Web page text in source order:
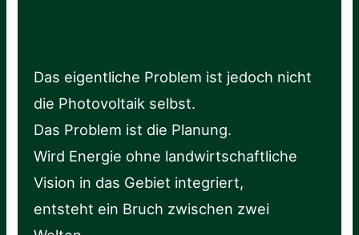
Das eigentliche Problem ist jedoch nicht
die Photovoltaik selbst.
Das Problem ist die Planung.
Wird Energie ohne landwirtschaftliche
Vision in das Gebiet integriert,
entsteht ein Bruch zwischen zwei